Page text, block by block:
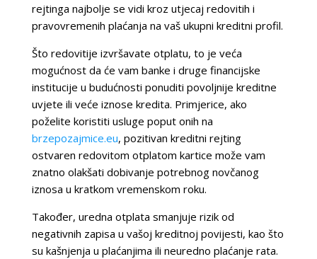
rejtinga najbolje se vidi kroz utjecaj redovitih i
pravovremenih plaćanja na vaš ukupni kreditni profil.
Što redovitije izvršavate otplatu, to je veća
mogućnost da će vam banke i druge financijske
institucije u budućnosti ponuditi povoljnije kreditne
uvjete ili veće iznose kredita. Primjerice, ako
poželite koristiti usluge poput onih na
brzepozajmice.eu, pozitivan kreditni rejting
ostvaren redovitom otplatom kartice može vam
znatno olakšati dobivanje potrebnog novčanog
iznosa u kratkom vremenskom roku.
Također, uredna otplata smanjuje rizik od
negativnih zapisa u vašoj kreditnoj povijesti, kao što
su kašnjenja u plaćanjima ili neuredno plaćanje rata.